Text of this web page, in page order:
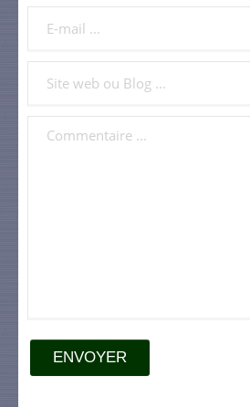
ENVOYER